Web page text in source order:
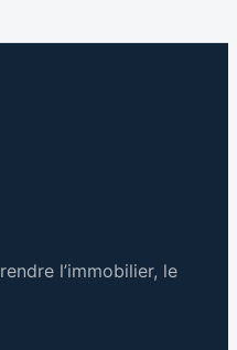
réelles
l’immobilier, le